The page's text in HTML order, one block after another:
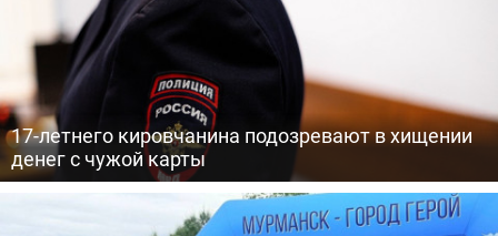
17-летнего кировчанина подозревают в хищении
денег с чужой карты